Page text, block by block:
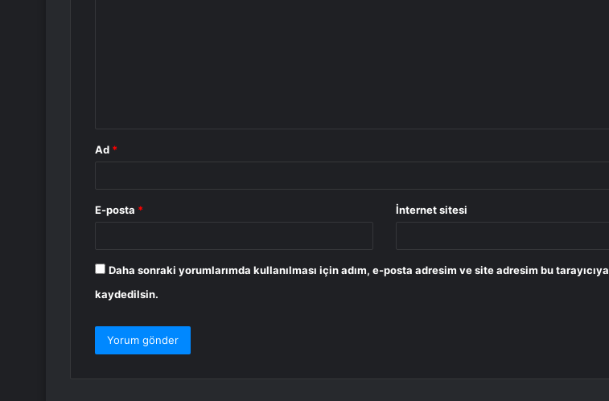
Ad *
E-posta * İnternet sitesi
Daha sonraki yorumlarımda kullanılması için adım, e-posta adresim ve site adresim bu tarayıcıya
kaydedilsin.